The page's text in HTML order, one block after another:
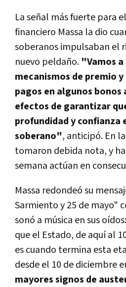
La señal más fuerte para
financiero Massa la dio
soberanos impulsaban el
nuevo peldaño. "Vamos
mecanismos de premio
pagos en algunos
efectos de garantizar
profundidad y confianza
soberano", anticipó. En
tomaron debida nota, y
semana actúan en
Massa redondeó su
Sarmiento y 25 de mayo"
sonó a música en sus
que el Estado, de aquí al
es cuando termina esta
desde el 10 de diciembre
mayores signos de